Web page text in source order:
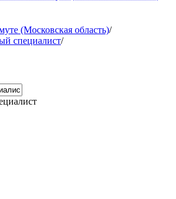
(Московская область)/
специалист/